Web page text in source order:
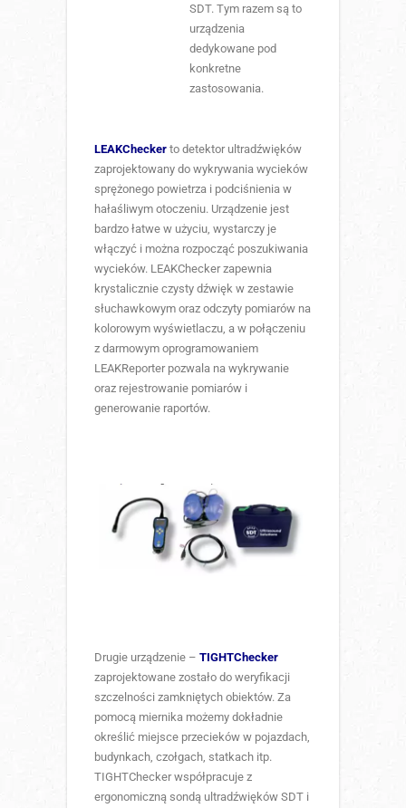
SDT. Tym razem są to
urządzenia
dedykowane pod
konkretne
zastosowania.
LEAKChecker to detektor ultradźwięków
zaprojektowany do wykrywania wycieków
sprężonego powietrza i podciśnienia w
hałaśliwym otoczeniu. Urządzenie jest
bardzo łatwe w użyciu, wystarczy je
włączyć i można rozpocząć poszukiwania
wycieków. LEAKChecker zapewnia
krystalicznie czysty dźwięk w zestawie
słuchawkowym oraz odczyty pomiarów na
kolorowym wyświetlaczu, a w połączeniu
z darmowym oprogramowaniem
LEAKReporter pozwala na wykrywanie
oraz rejestrowanie pomiarów i
generowanie raportów.
Drugie urządzenie – TIGHTChecker
zaprojektowane zostało do weryfikacji
szczelności zamkniętych obiektów. Za
pomocą miernika możemy dokładnie
określić miejsce przecieków w pojazdach,
budynkach, czołgach, statkach itp.
TIGHTChecker współpracuje z
ergonomiczną sondą ultradźwięków SDT i